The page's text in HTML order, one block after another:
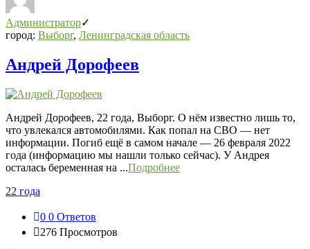
Администратор
город: Выборг, Ленинградская область
Андрей Дорофеев
Андрей Дорофеев, 22 года, Выборг. О нём известно лишь то,
что увлекался автомобилями. Как попал на СВО — нет
информации. Погиб ещё в самом начале — 26 февраля 2022
года (информацию мы нашли только сейчас). У Андрея
осталась беременная на ...Подробнее
22 года
0 0 Ответов
276 Просмотров